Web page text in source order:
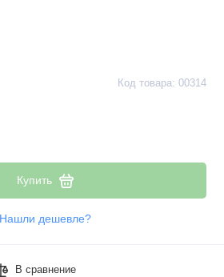
Код товара: 00314
Купить
Нашли дешевле?
В сравнение